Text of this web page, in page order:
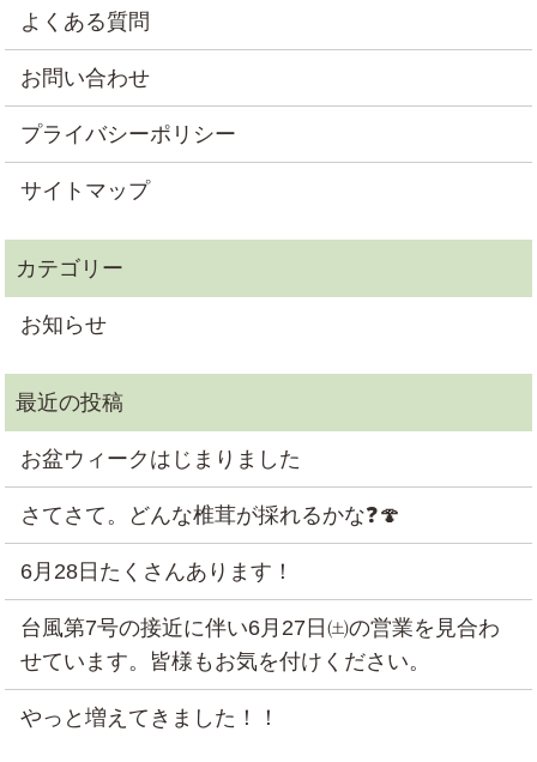
よくある質問
お問い合わせ
プライバシーポリシー
サイトマップ
お知らせ
お盆ウィークはじまりました
さてさて。どんな椎茸が採れるかな❓🍄
6月28日たくさんあります！
台風第7号の接近に伴い6月27日㈯の営業を見合わ
せています。皆様もお気を付けください。
やっと増えてきました！！